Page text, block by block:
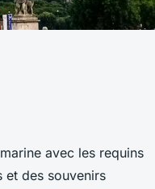
avec les requins
et des souvenirs